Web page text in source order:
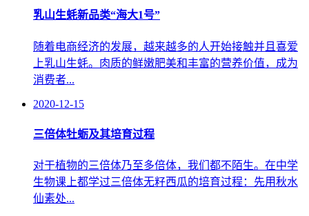
乳山生蚝新品类“海大1号”
随着电商经济的发展，越来越多的人开始接触并且喜爱
上乳山生蚝。肉质的鲜嫩肥美和丰富的营养价值，成为
消费者...
2020-12-15
三倍体牡蛎及其培育过程
对于植物的三倍体乃至多倍体，我们都不陌生。在中学
生物课上都学过三倍体无籽西瓜的培育过程：先用秋水
仙素处...